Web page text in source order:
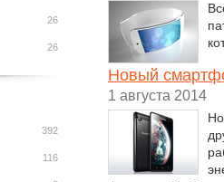
Новый
1 августа 2014
26
26
392
116